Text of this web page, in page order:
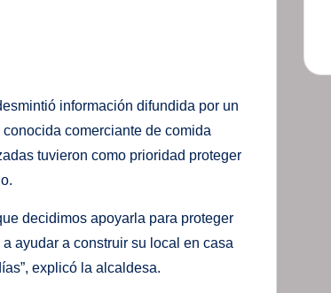
información difundida por un
comerciante de comida
tuvieron como prioridad proteger
decidimos apoyarla para proteger
ayudar a construir su local en casa
explicó la alcaldesa.